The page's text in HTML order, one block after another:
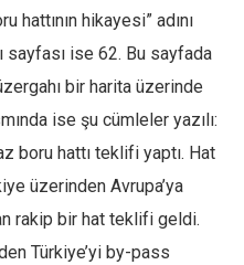
hattının hikayesi” adını
sayfası ise 62. Bu sayfada
bir harita üzerinde
ise şu cümleler yazılı:
boru hattı teklifi yaptı. Hat
üzerinden Avrupa’ya
rakip bir hat teklifi geldi.
Türkiye’yi by-pass